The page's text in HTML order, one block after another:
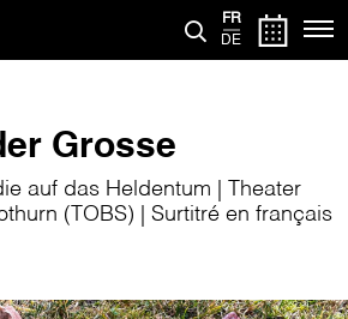
FR
DE
Grosse
auf das Heldentum | Theater
(TOBS) | Surtitré en français